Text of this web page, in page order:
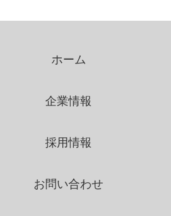
ホーム
企業情報
採用情報
お問い合わせ